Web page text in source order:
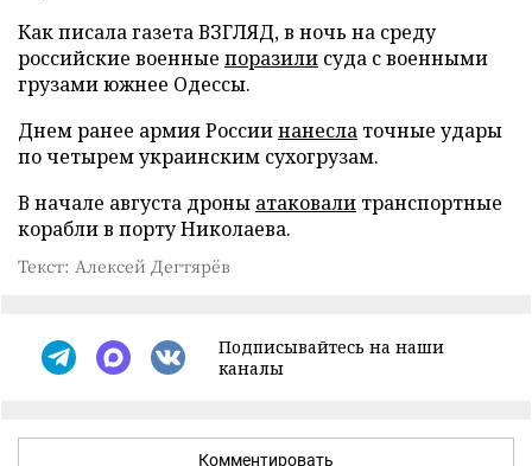
Как писала газета ВЗГЛЯД, в ночь на среду
российские военные поразили суда с военными
грузами южнее Одессы.
Днем ранее армия Россиинанесла точные удары
по четырем украинским сухогрузам.
В начале августа дроны атаковали транспортные
корабли в порту Николаева.
Текст: Алексей Дегтярёв
Подписывайтесь на наши
каналы
Комментировать